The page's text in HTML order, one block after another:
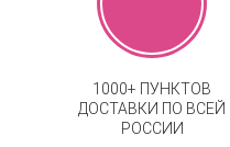
1000+ ПУНКТОВ
ДОСТАВКИ ПО ВСЕЙ
РОССИИ